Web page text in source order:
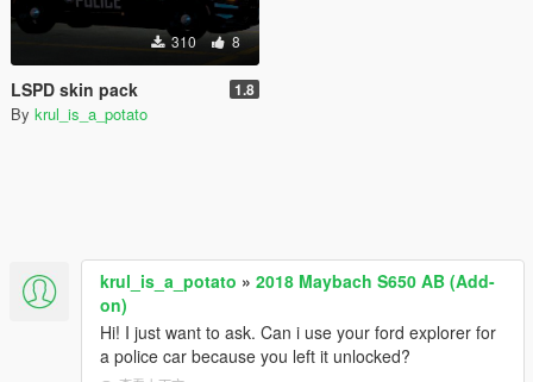
310 8
LSPD skin pack 1.8
By krul_is_a_potato
krul_is_a_potato » 2018 Maybach S650 AB (Add-
on)
Hi! I just want to ask. Can i use your ford explorer for
a police car because you left it unlocked?